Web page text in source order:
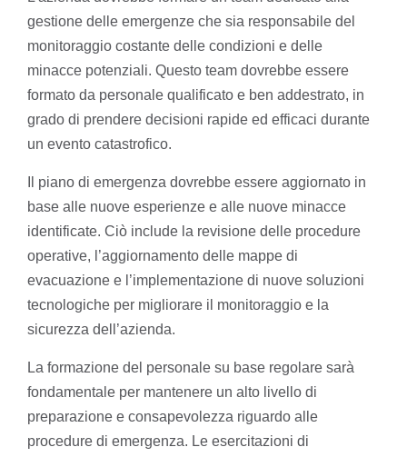
gestione delle emergenze che sia responsabile del
monitoraggio costante delle condizioni e delle
minacce potenziali. Questo team dovrebbe essere
formato da personale qualificato e ben addestrato, in
grado di prendere decisioni rapide ed efficaci durante
un evento catastrofico.
Il piano di emergenza dovrebbe essere aggiornato in
base alle nuove esperienze e alle nuove minacce
identificate. Ciò include la revisione delle procedure
operative, l’aggiornamento delle mappe di
evacuazione e l’implementazione di nuove soluzioni
tecnologiche per migliorare il monitoraggio e la
sicurezza dell’azienda.
La formazione del personale su base regolare sarà
fondamentale per mantenere un alto livello di
preparazione e consapevolezza riguardo alle
procedure di emergenza. Le esercitazioni di